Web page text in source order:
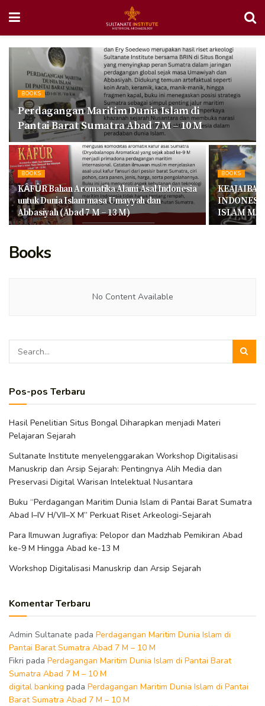
BOOKS
Perdagangan Maritim Dunia Islam di
Pantai Barat Sumatra Abad 7 M – 10 M
BOOKS
KȂFȖR Bahan Aromatika Alami Asal Indonesia
untuk Dunia Islam masa Umayyah dan
Abbasiyah (Abad 7 M – 13 M)
BOOKS
ISLAM
Books
No Content Available
Pos-pos Terbaru
Hasil Penelitian Situs Bongal Diharapkan menjadi Materi
Pelajaran Sejarah
Sultanate Institute menyelenggarakan Workshop Digitalisasi
Manuskrip dan Arsip Sejarah: Pentingnya Alih Media dan
Preservasi Digital Warisan Intelektual Nusantara
Buku “Perdagangan Maritim Dunia Islam di Pantai Barat Sumatra
Abad I–IV H/VII–X M” Perkuat Riset Arkeologi-Sejarah
Para Ilmuwan Jugrafiya: Pelopor dan Madzhab Pemikiran Abad
ke-9 M Hingga Abad ke-13 M
Workshop Digitalisasi Manuskrip dan Arsip Sejarah
Komentar Terbaru
Admin Sultanate pada Perdagangan Maritim Dunia Islam di
Pantai Barat Sumatra Abad 7 M – 10 M
Fikri pada Perdagangan Maritim Dunia Islam di Pantai Barat
Sumatra Abad 7 M – 10 M
digital banking pada Perdagangan Maritim Dunia Islam di Pantai
Barat Sumatra Abad 7 M – 10 M